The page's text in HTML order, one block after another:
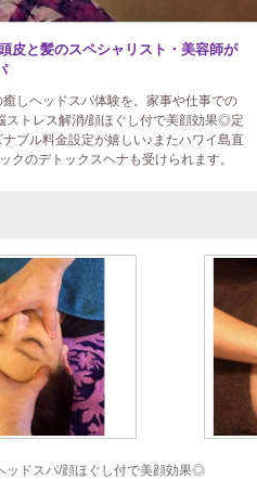
皮と髪のスペシャリスト・美容師が
しヘッドスパ体験を。家事や仕事での
トレス解消/顔ほぐし付で美顔効果◎定
ブル料金設定が嬉しい♪またハワイ島直
のデトックスヘナも受けられます。
ッドスパ/顔ほぐし付で美顔効果◎